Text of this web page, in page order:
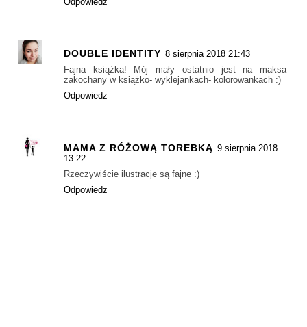
DOUBLE IDENTITY 8 sierpnia 2018 21:43
Fajna książka! Mój mały ostatnio jest na maksa
zakochany w książko- wyklejankach- kolorowankach :)
Odpowiedz
MAMA Z RÓŻOWĄ TOREBKĄ 9 sierpnia 2018
13:22
Rzeczywiście ilustracje są fajne :)
Odpowiedz